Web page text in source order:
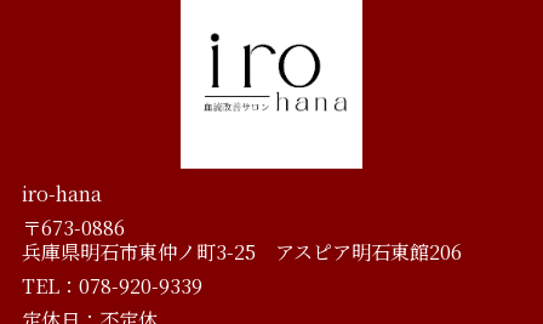
iro-hana
〒673-0886
兵庫県明石市東仲ノ町3-25 アスピア明石東館206
TEL：078-920-9339